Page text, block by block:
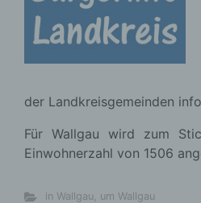
der Landkreisgemeinden
Für Wallgau wird zum
Einwohnerzahl von 1506
in Wallgau, um Wallgau